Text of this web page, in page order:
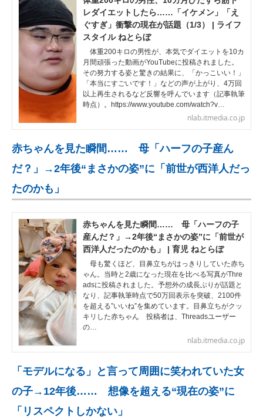
レダイエットしたら……「イケメン」「え
ぐすぎ」衝撃の現在が話題（1/3） | ライフ
スタイル ねとらぼ
体重200キロの男性が、本気でダイエットを10カ
月間頑張った動画がYouTubeに投稿されました。
その努力する姿と驚きの結果に、「かっこいい！」
「本当にすごいです！」などの声が上がり、4万回
以上再生されるなど反響を呼んでいます（記事執筆
時点）。https://www.youtube.com/watch?v…
nlab.itmedia.co.jp
赤ちゃんを見た瞬間…… 母「ハーフの子産ん
だ？」→2年後“まさかの姿”に「前世が西洋人だっ
たのかも」
赤ちゃんを見た瞬間…… 母「ハーフの子
産んだ？」→2年後“まさかの姿”に「前世が
西洋人だったのかも」 | 育児 ねとらぼ
母も驚くほど、目鼻立ちがはっきりしていた赤ち
ゃん。当時と2歳になった現在を比べる写真がThre
adsに投稿されました。予想外の成長ぶりが話題と
なり、記事執筆時点で50万回表示を突破、2100件
を超える”いいね”を集めています。目鼻立ちがクッ
キリした赤ちゃん 投稿者は、Threadsユーザー
の…
nlab.itmedia.co.jp
「モデルになる」と言って周囲に笑われていた女
の子→12年後…… 想像を超える“現在の姿”に
「リスペクトしかない」